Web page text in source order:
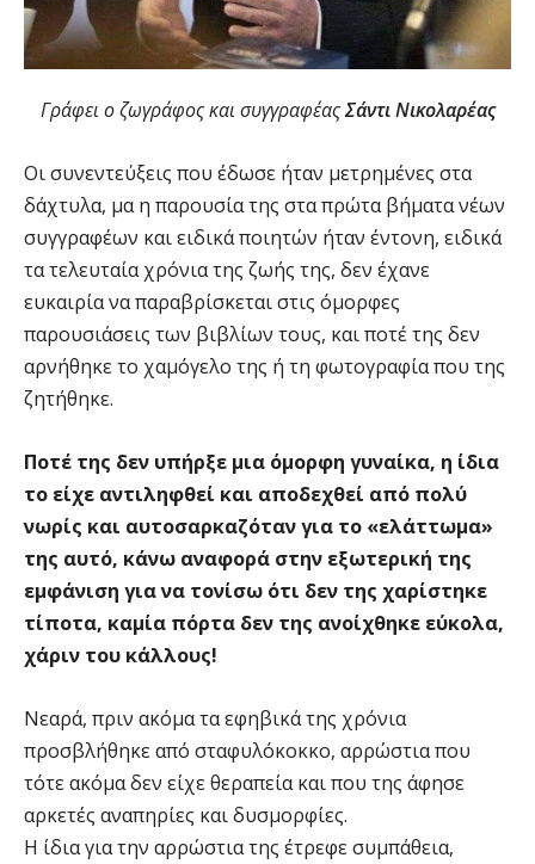
Γράφει ο ζωγράφος και συγγραφέαςΣάντι Νικολαρέας
Οι συνεντεύξεις που έδωσε ήταν μετρημένες στα
δάχτυλα, μα η παρουσία της στα πρώτα βήματα νέων
συγγραφέων και ειδικά ποιητών ήταν έντονη, ειδικά
τα τελευταία χρόνια της ζωής της, δεν έχανε
ευκαιρία να παραβρίσκεται στις όμορφες
παρουσιάσεις των βιβλίων τους, και ποτέ της δεν
αρνήθηκε το χαμόγελο της ή τη φωτογραφία που της
ζητήθηκε.
Ποτέ της δεν υπήρξε μια όμορφη γυναίκα, η ίδια
το είχε αντιληφθεί και αποδεχθεί από πολύ
νωρίς και αυτοσαρκαζόταν για το «ελάττωμα»
της αυτό, κάνω αναφορά στην εξωτερική της
εμφάνιση για να τονίσω ότι δεν της χαρίστηκε
τίποτα, καμία πόρτα δεν της ανοίχθηκε εύκολα,
χάριν του κάλλους!
Νεαρά, πριν ακόμα τα εφηβικά της χρόνια
προσβλήθηκε από σταφυλόκοκκο, αρρώστια που
τότε ακόμα δεν είχε θεραπεία και που της άφησε
αρκετές αναπηρίες και δυσμορφίες.
Η ίδια για την αρρώστια της έτρεφε συμπάθεια,